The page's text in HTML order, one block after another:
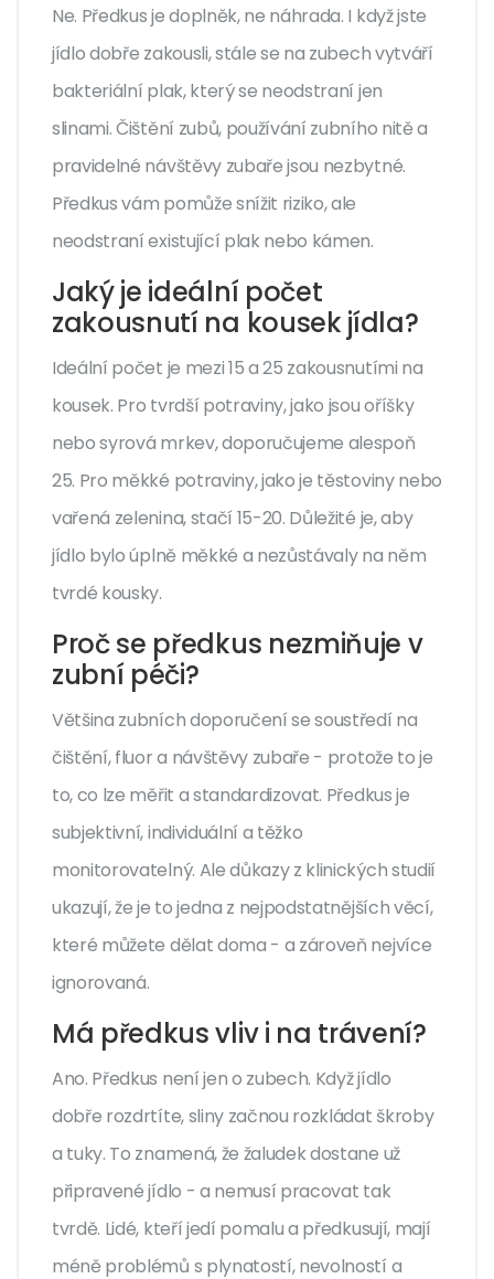
Ne. Předkus je doplněk, ne náhrada. I když jste
jídlo dobře zakousli, stále se na zubech vytváří
bakteriální plak, který se neodstraní jen
slinami. Čištění zubů, používání zubního nitě a
pravidelné návštěvy zubaře jsou nezbytné.
Předkus vám pomůže snížit riziko, ale
neodstraní existující plak nebo kámen.
Jaký je ideální počet
zakousnutí na kousek jídla?
Ideální počet je mezi 15 a 25 zakousnutími na
kousek. Pro tvrdší potraviny, jako jsou oříšky
nebo syrová mrkev, doporučujeme alespoň
25. Pro měkké potraviny, jako je těstoviny nebo
vařená zelenina, stačí 15-20. Důležité je, aby
jídlo bylo úplně měkké a nezůstávaly na něm
tvrdé kousky.
Proč se předkus nezmiňuje v
zubní péči?
Většina zubních doporučení se soustředí na
čištění, fluor a návštěvy zubaře - protože to je
to, co lze měřit a standardizovat. Předkus je
subjektivní, individuální a těžko
monitorovatelný. Ale důkazy z klinických studií
ukazují, že je to jedna z nejpodstatnějších věcí,
které můžete dělat doma - a zároveň nejvíce
ignorovaná.
Má předkus vliv i na trávení?
Ano. Předkus není jen o zubech. Když jídlo
dobře rozdrtíte, sliny začnou rozkládat škroby
a tuky. To znamená, že žaludek dostane už
připravené jídlo - a nemusí pracovat tak
tvrdě. Lidé, kteří jedí pomalu a předkusují, mají
méně problémů s plynatostí, nevolností a